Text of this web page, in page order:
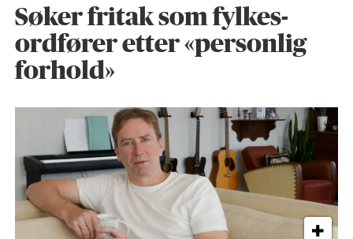
Søker fritak som fylkes­
ordfører etter «personlig
forhold»